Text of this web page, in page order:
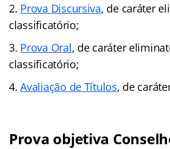
Prova Discursiva, de caráter
classificatório;
Prova Oral, de caráter
classificatório;
Avaliação de Títulos, de
Prova objetiva